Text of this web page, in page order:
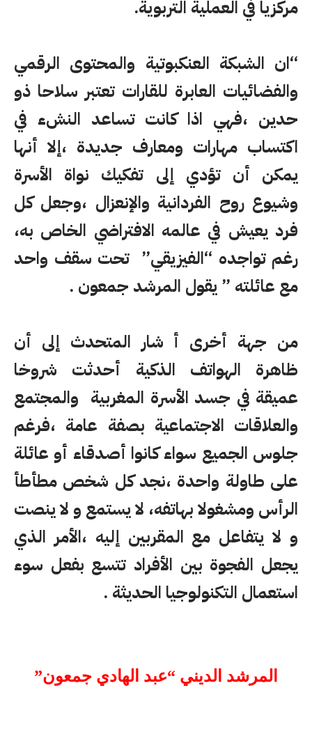
مركزيا في العملية التربوية.
“ان الشبكة العنكبوتية والمحتوى الرقمي
والفضائيات العابرة للقارات تعتبر سلاحا ذو
حدين ،فهي اذا كانت تساعد النشء في
اكتساب مهارات ومعارف جديدة ،إلا أنها
يمكن أن تؤدي إلى تفكيك نواة الأسرة
وشيوع روح الفردانية والإنعزال ،وجعل كل
فرد يعيش في عالمه الافتراضي الخاص به،
رغم تواجده “الفيزيقي” تحت سقف واحد
مع عائلته ” يقول المرشد جمعون .
من جهة أخرى أ شار المتحدث إلى أن
ظاهرة الهواتف الذكية أحدثت شروخا
عميقة في جسد الأسرة المغربية والمجتمع
والعلاقات الاجتماعية بصفة عامة ،فرغم
جلوس الجميع سواء كانوا أصدقاء أو عائلة
على طاولة واحدة ،نجد كل شخص مطأطأ
الرأس ومشغولا بهاتفه، لا يستمع و لا ينصت
و لا يتفاعل مع المقربين إليه ،الأمر الذي
يجعل الفجوة بين الأفراد تتسع بفعل سوء
استعمال التكنولوجيا الحديثة .
المرشد الديني “عبد الهادي جمعون”